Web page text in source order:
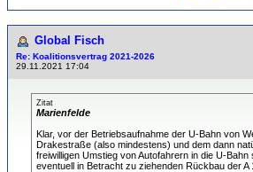
Global Fisch
Re: Koalitionsvertrag 2021-2026
29.11.2021 17:04
Zitat
Marienfelde
Klar, vor der Betriebsaufnahme der U-Bahn von
Drakestraße (also mindestens) und dem dann
freiwilligen Umstieg von Autofahrern in die U-Bahn
eventuell in Betracht zu ziehenden Rückbau der